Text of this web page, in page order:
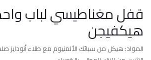
قفل مغناطيسي لباب
هيكفيجن
المواد: هيكل من سبائك الألمنيوم مع طلاء أنودايز